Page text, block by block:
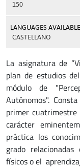
150
LANGUAGES AVAILABLE
CASTELLANO
La asignatura de
plan de estudios
módulo de
Autónomos".
primer
carácter
práctica los
grado
físicos o el